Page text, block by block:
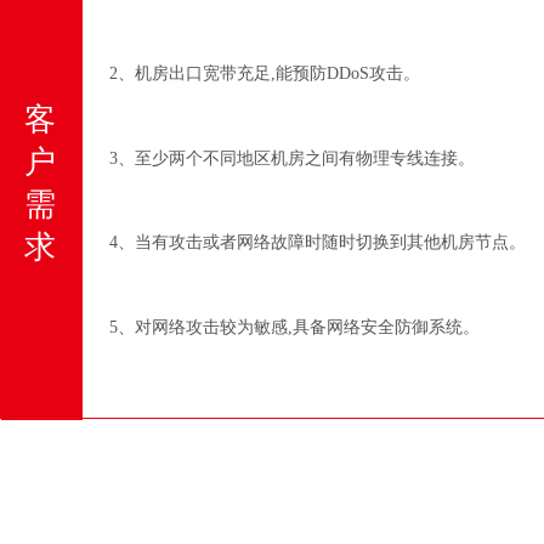
客
户
需
求
2、机房出口宽带充足,能预防DDoS攻击。
3、至少两个不同地区机房之间有物理专线连接。
4、当有攻击或者网络故障时随时切换到其他机房节点。
5、对网络攻击较为敏感,具备网络安全防御系统。